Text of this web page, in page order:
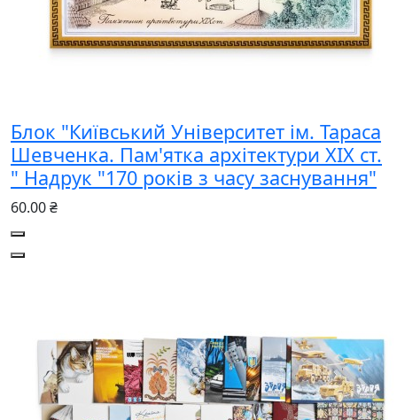
Блок "Київський Університет ім. Тараса
Шевченка. Пам'ятка архітектури XIX ст.
" Надрук "170 років з часу заснування"
60.00 ₴